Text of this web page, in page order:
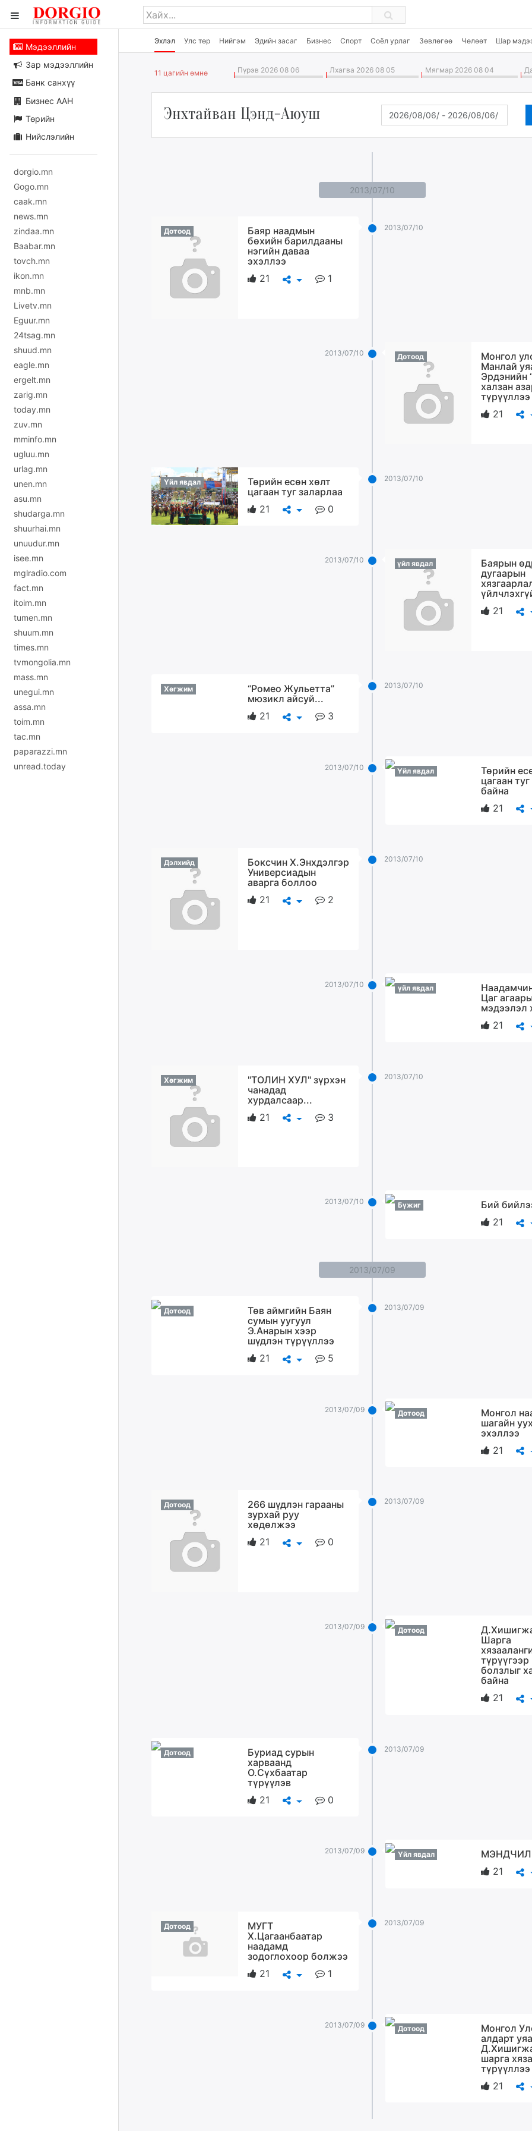
Эхлэл Улс төр Нийгэм Эдийн засаг Бизнес Спорт Соёл урлаг Зөвлөгөө Чөлөөт Шар
Мэдээллийн
Зар мэдээллийн
Банк санхүү
Бизнес ААН
Төрийн
Нийслэлийн
dorgio.mn
Gogo.mn
caak.mn
news.mn
zindaa.mn
Baabar.mn
tovch.mn
ikon.mn
mnb.mn
Livetv.mn
Eguur.mn
24tsag.mn
shuud.mn
eagle.mn
ergelt.mn
zarig.mn
today.mn
zuv.mn
mminfo.mn
ugluu.mn
urlag.mn
unen.mn
asu.mn
shudarga.mn
shuurhai.mn
unuudur.mn
isee.mn
mglradio.com
fact.mn
itoim.mn
tumen.mn
shuum.mn
times.mn
tvmongolia.mn
mass.mn
unegui.mn
assa.mn
toim.mn
tac.mn
paparazzi.mn
unread.today
11 цагийн өмнө Пүрэв 2026 08 06 Лхагва 2026 08 05 Мягмар 2026 08 04
Энхтайван Цэнд-Аюуш
2013/07/10
2013/07/10
Дотоод
Баяр наадмын
бөхийн барилдааны
нэгийн даваа
эхэллээ
21
1
2013/07/10 Дотоод
Монгол
Манлай
Эрдэнийн
халзан
түрүүллээ
21
2013/07/10
Үйл явдал
Төрийн есөн хөлт
цагаан туг заларлаа
21
0
2013/07/10 үйл явдал
Баярын
дугаарын
21
2013/07/10
Хөгжим
“Ромео Жульетта”
мюзикл айсуй...
21
3
2013/07/10 Үйл явдал
Төрийн
цагаан
байна
21
2013/07/10
Дэлхийд
Боксчин Х.Энхдэлгэр
Универсиадын
аварга боллоо
21
2
2013/07/10 үйл явдал
Цаг
мэдээлэл
21
2013/07/10
Хөгжим
"ТОЛИН ХУЛ" зүрхэн
чанадад
хурдалсаар...
21
3
2013/07/10 Бүжиг
Бий
21
2013/07/09
2013/07/09
Дотоод
Төв аймгийн Баян
сумын уугуул
Э.Анарын хээр
шүдлэн түрүүллээ
21
5
2013/07/09 Дотоод
Монгол
шагайн
эхэллээ
21
2013/07/09
Дотоод
266 шүдлэн гарааны
зурхай руу
хөдөлжээ
21
0
2013/07/09 Дотоод
Шарга
болзлыг
байна
21
2013/07/09
Дотоод
Буриад сурын
харваанд
О.Сүхбаатар
түрүүлэв
21
0
2013/07/09 Үйл явдал
21
2013/07/09
Дотоод
МУГТ
Х.Цагаанбаатар
наадамд
зодоглохоор болжээ
21
1
2013/07/09 Дотоод
Монгол
алдарт
шарга
түрүүллээ
21